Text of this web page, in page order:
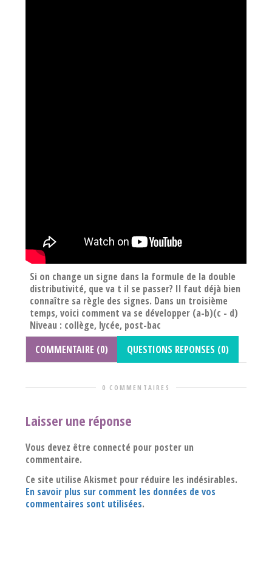
Si on change un signe dans la formule de la double
distributivité, que va t il se passer? Il faut déjà bien
connaître sa règle des signes. Dans un troisième
temps, voici comment va se développer (a-b)(c - d)
Niveau : collège, lycée, post-bac
COMMENTAIRE (0)
QUESTIONS REPONSES (0)
0 COMMENTAIRES
Laisser une réponse
Vous devez être connecté pour poster un
commentaire.
Ce site utilise Akismet pour réduire les indésirables.
En savoir plus sur comment les données de vos
commentaires sont utilisées.